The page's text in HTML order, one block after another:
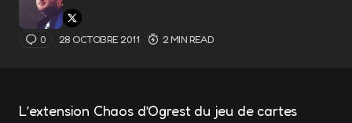
0 28 OCTOBRE 2011 2 MIN READ
L’extension Chaos d’Ogrest du jeu de cartes